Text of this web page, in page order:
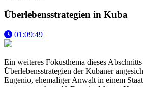
Überlebensstrategien in Kuba
01:09:49
Ein weiteres Fokusthema dieses
Überlebensstrategien der Kubaner
Eugenio, ehemaliger Anwalt in einem